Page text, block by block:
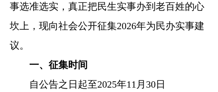
事选准选实，真正把民生实事办到老百姓的心
坎上，现向社会公开征集2026年为民办实事建
议。
一、征集时间
自公告之日起至2025年11月30日